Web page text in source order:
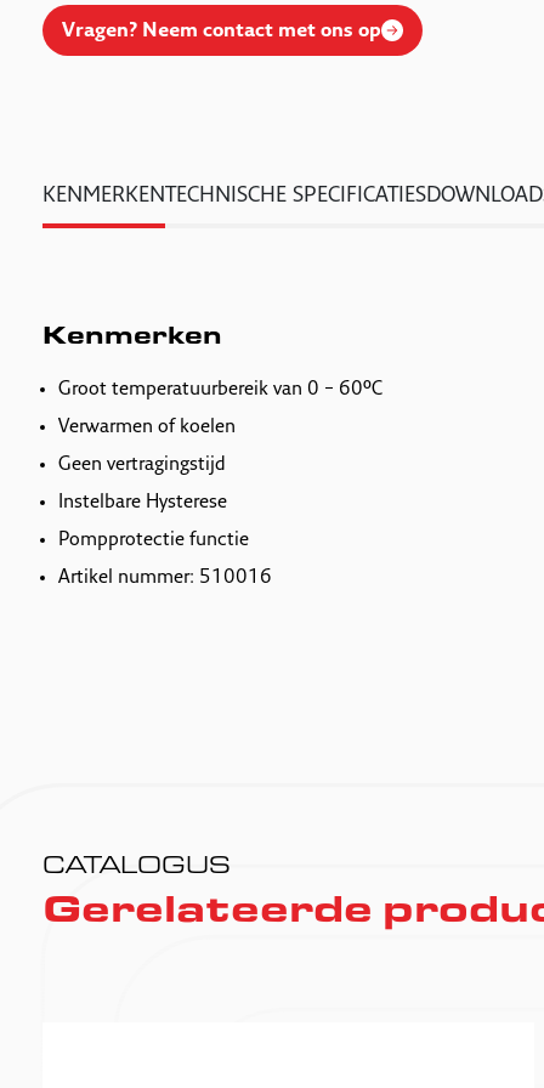
Vragen? Neem contact met ons op
KENMERKENTECHNISCHE SPECIFICATIES
Kenmerken
Groot temperatuurbereik van 0 – 60°C
Verwarmen of koelen
Geen vertragingstijd
Instelbare Hysterese
Pompprotectie functie
Artikel nummer: 510016
CATALOGUS
Gerelateerde